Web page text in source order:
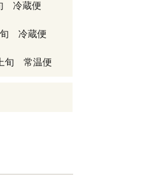
冷蔵便
旬 冷蔵便
旬 常温便